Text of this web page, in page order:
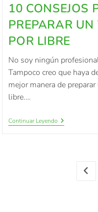
10 CONSEJOS
PREPARAR UN
POR LIBRE
No soy ningún
Tampoco creo que haya
mejor manera de
libre.…
Continuar Leyendo